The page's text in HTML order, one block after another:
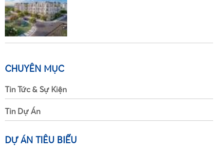
CHUYÊN MỤC
Tin Tức & Sự Kiện
Tin Dự Án
DỰ ÁN TIÊU BIỂU